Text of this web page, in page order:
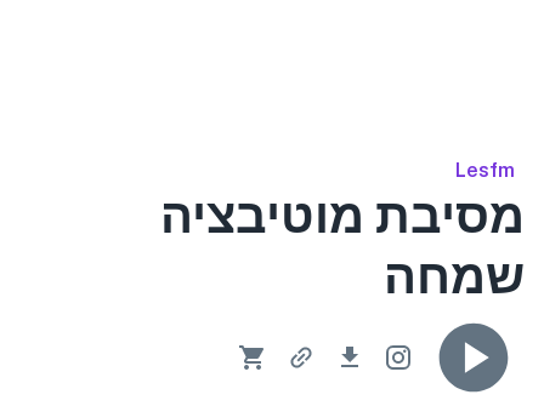
Lesfm
מסיבת מוטיבציה
שמחה